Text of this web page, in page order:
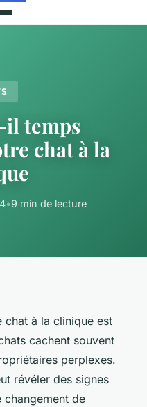
il temps
chat à la
•9 min de lecture
chat à la clinique est
cachent souvent
perplexes.
révéler des signes
changement de